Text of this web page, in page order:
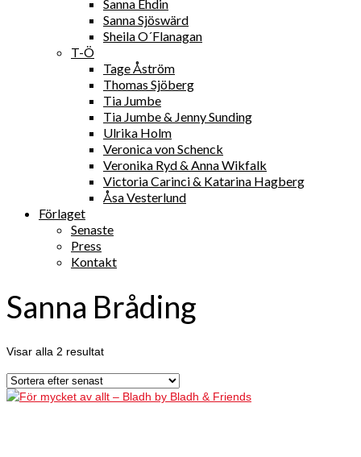
Sanna Ehdin
Sanna Sjöswärd
Sheila O´Flanagan
T-Ö
Tage Åström
Thomas Sjöberg
Tia Jumbe
Tia Jumbe & Jenny Sunding
Ulrika Holm
Veronica von Schenck
Veronika Ryd & Anna Wikfalk
Victoria Carinci & Katarina Hagberg
Åsa Vesterlund
Förlaget
Senaste
Press
Kontakt
Sanna Bråding
Visar alla 2 resultat